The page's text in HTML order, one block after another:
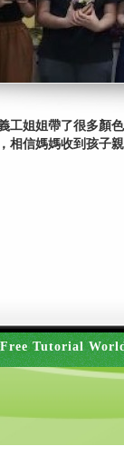
工姐姐帶了很多顏
相信媽媽收到孩子
Tutorial